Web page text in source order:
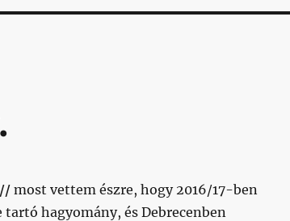
most vettem észre, hogy 2016/17-ben
tartó hagyomány, és Debrecenben